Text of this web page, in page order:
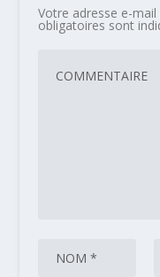
Votre adresse e-
obligatoires sont